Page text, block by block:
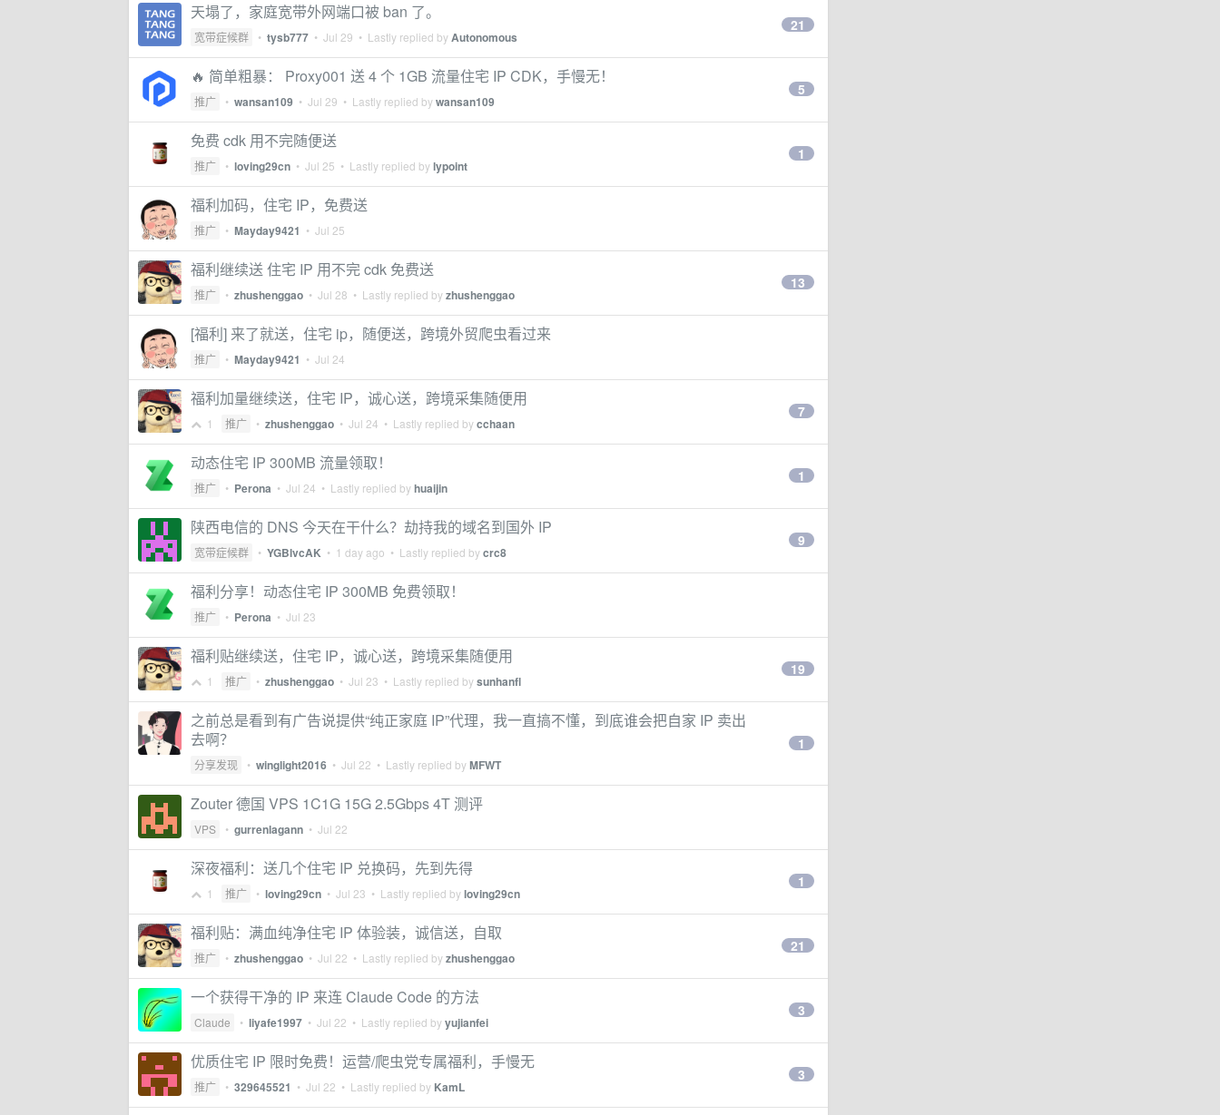
天塌了，家庭宽带外网端口被 ban 了。
宽带症候群 • tysb777 • Jul 29 • Lastly replied byAutonomous
21
🔥 简单粗暴： Proxy001 送 4 个 1GB 流量住宅 IP CDK，手慢无！
推广 • wansan109 • Jul 29 • Lastly replied bywansan109
5
免费 cdk 用不完随便送
推广 • loving29cn • Jul 25 • Lastly replied bylypoint
1
福利加码，住宅 IP，免费送
推广 • Mayday9421 • Jul 25
福利继续送 住宅 IP 用不完 cdk 免费送
推广 • zhushenggao • Jul 28 • Lastly replied byzhushenggao
13
[福利] 来了就送，住宅 ip，随便送，跨境外贸爬虫看过来
推广 • Mayday9421 • Jul 24
福利加量继续送，住宅 IP，诚心送，跨境采集随便用
1 推广 • zhushenggao • Jul 24 • Lastly replied bycchaan
7
动态住宅 IP 300MB 流量领取！
推广 • Perona • Jul 24 • Lastly replied byhuaijin
1
陕西电信的 DNS 今天在干什么？劫持我的域名到国外 IP
宽带症候群 • YGBlvcAK • 1 day ago • Lastly replied bycrc8
9
福利分享！动态住宅 IP 300MB 免费领取！
推广 • Perona • Jul 23
福利贴继续送，住宅 IP，诚心送，跨境采集随便用
1 推广 • zhushenggao • Jul 23 • Lastly replied bysunhanfl
19
之前总是看到有广告说提供“纯正家庭 IP”代理，我一直搞不懂，到底谁会把自家 IP 卖出
去啊？
分享发现 • winglight2016 • Jul 22 • Lastly replied byMFWT
1
Zouter 德国 VPS 1C1G 15G 2.5Gbps 4T 测评
VPS • gurrenlagann • Jul 22
深夜福利：送几个住宅 IP 兑换码，先到先得
1 推广 • loving29cn • Jul 23 • Lastly replied byloving29cn
1
福利贴：满血纯净住宅 IP 体验装，诚信送，自取
推广 • zhushenggao • Jul 22 • Lastly replied byzhushenggao
21
一个获得干净的 IP 来连 Claude Code 的方法
Claude • liyafe1997 • Jul 22 • Lastly replied byyujianfei
3
优质住宅 IP 限时免费！运营/爬虫党专属福利，手慢无
推广 • 329645521 • Jul 22 • Lastly replied by KamL
3